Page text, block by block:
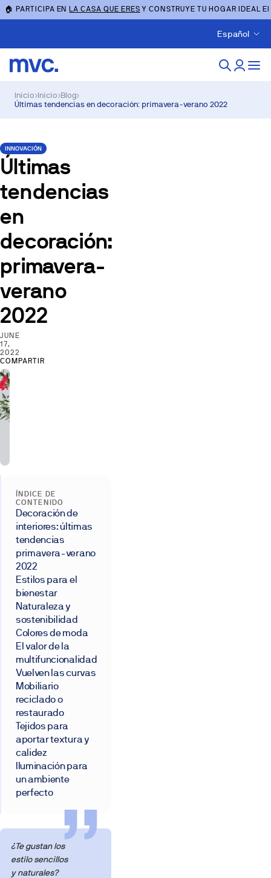
🏠 PARTICIPA ENLA CASA QUE ERES Y CONSTRUYE TU HOGAR IDEAL
Español
Inicio›Inicio›Blog›
Últimas tendencias en decoración: primavera-verano 2022
INNOVACIÓN
Últimas
tendencias
en
decoración:
primavera-
verano
2022
JUNE
17,
2022
COMPARTIR
¿Te gustan los
estilo sencillos
y naturales?
ÍNDICE DE
CONTENIDO
Decoración de
interiores: últimas
tendencias
primavera-verano
2022
Estilos para el
bienestar
Naturaleza y
sostenibilidad
Colores de moda
El valor de la
multifuncionalidad
Vuelven las curvas
Mobiliario
reciclado o
restaurado
Tejidos para
aportar textura y
calidez
Iluminación para
un ambiente
perfecto